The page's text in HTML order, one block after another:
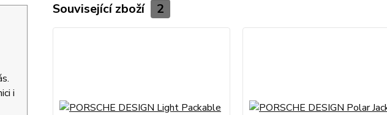
i
Související zboží 2